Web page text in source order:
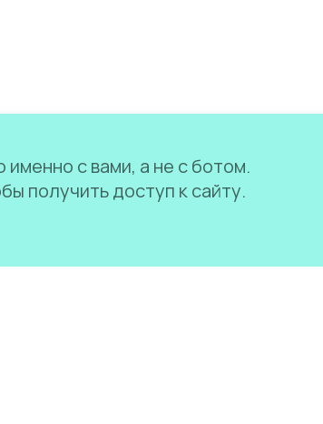
с вами, а не с ботом.
получить доступ к сайту.